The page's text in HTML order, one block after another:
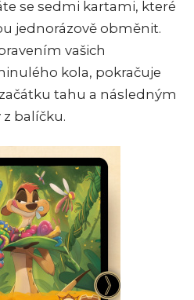
se sedmi kartami, které
jednorázově obměnit.
vašich
kola, pokračuje
tahu a následným
balíčku.